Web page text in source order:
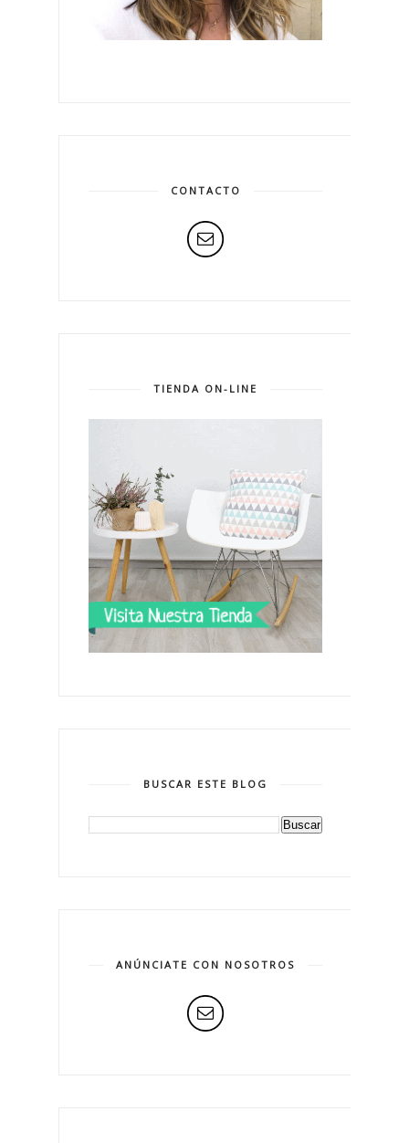
CONTACTO
TIENDA ON-LINE
BUSCAR ESTE BLOG
ANÚNCIATE CON NOSOTROS